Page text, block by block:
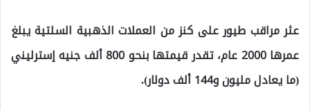
عثر مراقب طيور على كنز من العملات الذهبية السلتية يبلغ
عمرها 2000 عام، تقدر قيمتها بنحو 800 ألف جنيه إسترليني
(ما يعادل مليون و144 ألف دولار).